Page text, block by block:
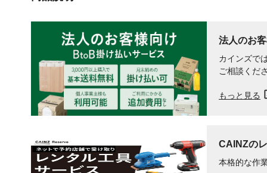
法人のお
カインズで
ご相談くだ
もっと見る
CAINZの
本格的な作